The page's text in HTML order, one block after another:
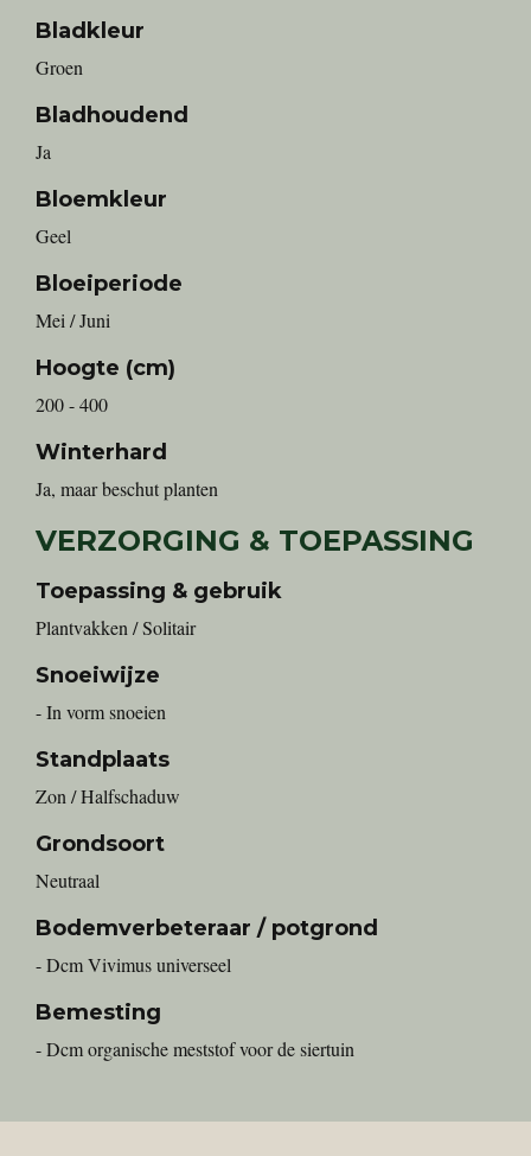
Bladkleur
Groen
Bladhoudend
Ja
Bloemkleur
Geel
Bloeiperiode
Mei / Juni
Hoogte (cm)
200 - 400
Winterhard
Ja, maar beschut planten
VERZORGING & TOEPASSING
Toepassing & gebruik
Plantvakken / Solitair
Snoeiwijze
- In vorm snoeien
Standplaats
Zon / Halfschaduw
Grondsoort
Neutraal
Bodemverbeteraar / potgrond
- Dcm Vivimus universeel
Bemesting
- Dcm organische meststof voor de siertuin